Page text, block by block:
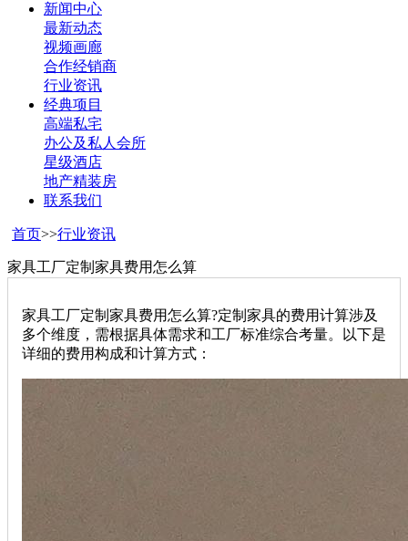
新闻中心
最新动态
视频画廊
合作经销商
行业资讯
经典项目
高端私宅
办公及私人会所
星级酒店
地产精装房
联系我们
首页>>行业资讯
家具工厂定制家具费用怎么算
家具工厂定制家具费用怎么算?定制家具的费用计算涉及
多个维度，需根据具体需求和工厂标准综合考量。以下是
详细的费用构成和计算方式：